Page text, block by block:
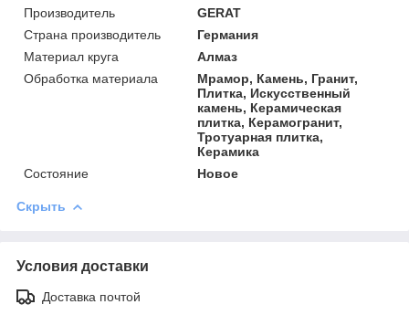
Производитель
GERAT
Страна производитель
Германия
Материал круга
Алмаз
Обработка материала
Мрамор, Камень, Гранит,
Плитка, Искусственный
камень, Керамическая
плитка, Керамогранит,
Тротуарная плитка,
Керамика
Состояние
Новое
Скрыть
Условия доставки
Доставка почтой